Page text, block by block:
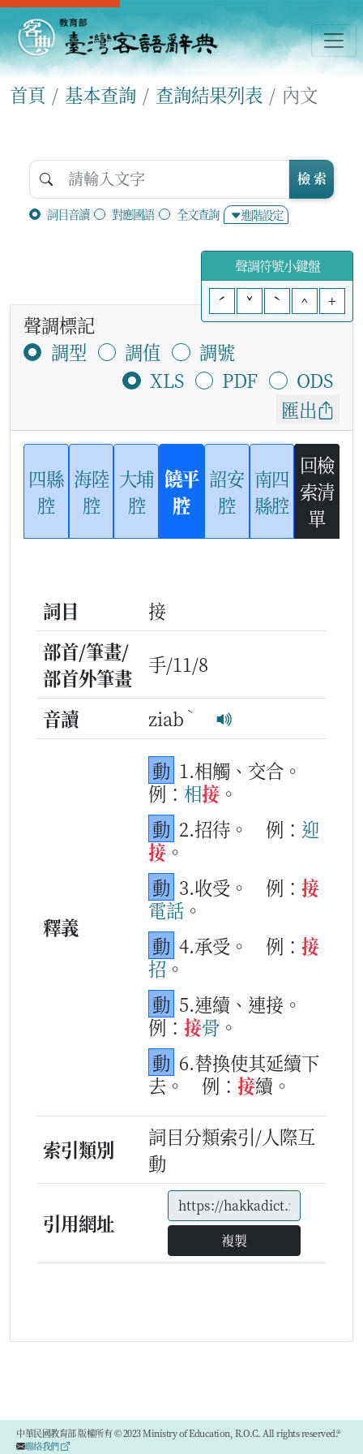
首頁 基本查詢 查詢結果列表 內文
詞目音讀 對應國語 全文查詢 進階設定
檢 索
聲調符號小鍵盤
ˊ
ˇ ˋ ^ +
聲調標記
調型
調值
調號
XLS
PDF
ODS
匯出
四縣
腔
海陸
腔
大埔
腔
饒平
腔
詔安
腔
南四
縣腔
回檢
索清
單
詞目
接
部首/筆畫/
部首外筆畫
手/11/8
音讀 ziab ˋ
釋義
動 1.相觸、交合。
例： 相接 。
動 2.招待。 例： 迎
接。
動 3.收受。 例： 接
電話 。
動 4.承受。 例： 接
招。
動 5.連續、連接。
例： 接骨 。
動 6.替換使其延續下
去。
例： 接續。
索引類別
詞目分類索引/人際互
動
引用網址
複製
中華民國教育部 版權所有 © 2023 Ministry of Education, R.O.C. All rights reserved.®
聯絡我們